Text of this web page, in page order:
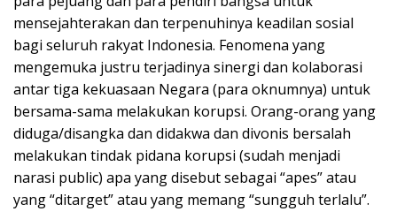
mensejahterakan dan terpenuhinya keadilan sosial
bagi seluruh rakyat Indonesia. Fenomena yang
mengemuka justru terjadinya sinergi dan kolaborasi
antar tiga kekuasaan Negara (para oknumnya) untuk
bersama-sama melakukan korupsi. Orang-orang yang
diduga/disangka dan didakwa dan divonis bersalah
melakukan tindak pidana korupsi (sudah menjadi
narasi public) apa yang disebut sebagai “apes” atau
yang “ditarget” atau yang memang “sungguh terlalu”.